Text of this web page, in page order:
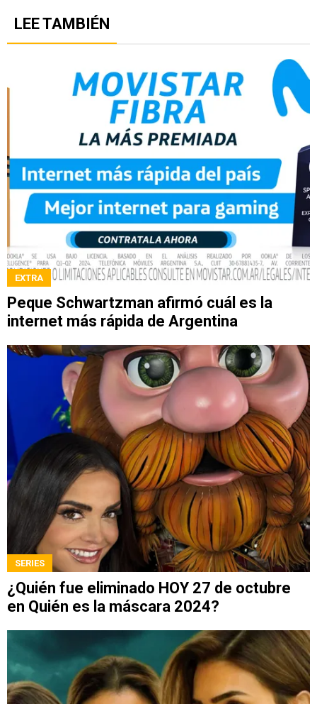
LEE TAMBIÉN
EXTRA
Peque Schwartzman afirmó cuál es la
internet más rápida de Argentina
SERIES
¿Quién fue eliminado HOY 27 de octubre
en Quién es la máscara 2024?